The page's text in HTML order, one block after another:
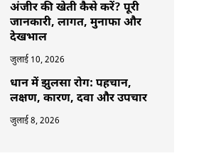
अंजीर की खेती कैसे करें? पूरी
जानकारी, लागत, मुनाफा और
देखभाल
जुलाई 10, 2026
धान में झुलसा रोग: पहचान,
लक्षण, कारण, दवा और उपचार
जुलाई 8, 2026